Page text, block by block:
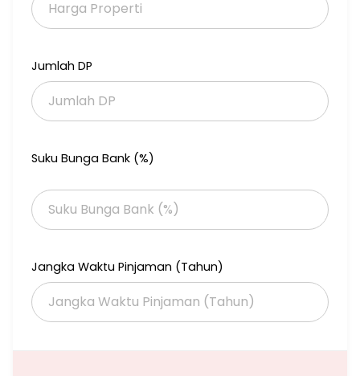
Sistem cluster one gate
Bebas banjir
Dekat dengan komplek sekolahan NF, kampus UI, RS Bunda, RS
Brimob, dll
Dekat moll margocity
Dekat pintu toll cimanggis, Cisalak
Selling Point :
Banyak ventilasi
Terawat
Air bersih
Atn262 gpcbbr
Jumlah DP
Suku Bunga Bank (%)
Jangka Waktu Pinjaman (Tahun)